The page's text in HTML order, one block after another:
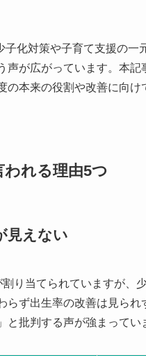
化対策や子育て支援の一
声が広がっています。本
本来の役割や改善に向け
れる理由5つ
見えない
り当てられていますが、
らず出生率の改善は見ら
批判する声が強まってい